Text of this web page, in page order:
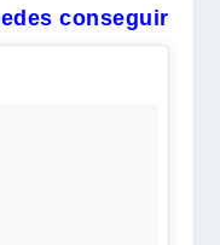
conseguir